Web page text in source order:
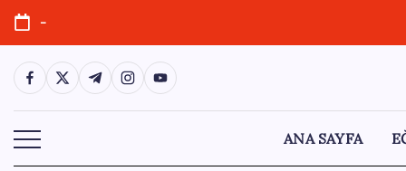
Skip
content
-
https://www.facebook.com/
https://twitter.com/
https://t.me/
https://www.instagram.com/
https://youtube.com/
ANA SAYFA